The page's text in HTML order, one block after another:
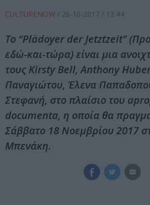
CULTURENOW / 26-10-2017 / 13:44
Το “Plädoyer der Jetztzeit”
εδώ-και-τώρα) είναι μια
τους Kirsty Bell, Anthony
Παναγιώτου, Έλενα
Στεφανή, στο πλαίσιο του
documenta, η οποία θα
Σάββατο 18 Νοεμβρίου 2017
Μπενάκη.